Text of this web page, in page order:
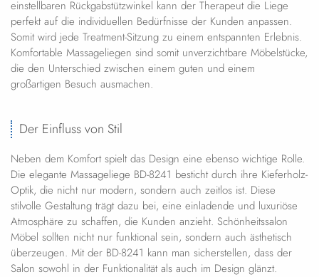
einstellbaren Rückgabstützwinkel kann der Therapeut die Liege
perfekt auf die individuellen Bedürfnisse der Kunden anpassen.
Somit wird jede Treatment-Sitzung zu einem entspannten Erlebnis.
Komfortable Massageliegen sind somit unverzichtbare Möbelstücke,
die den Unterschied zwischen einem guten und einem
großartigen Besuch ausmachen.
Der Einfluss von Stil
Neben dem Komfort spielt das Design eine ebenso wichtige Rolle.
Die elegante Massageliege BD-8241 besticht durch ihre Kieferholz-
Optik, die nicht nur modern, sondern auch zeitlos ist. Diese
stilvolle Gestaltung trägt dazu bei, eine einladende und luxuriöse
Atmosphäre zu schaffen, die Kunden anzieht. Schönheitssalon
Möbel sollten nicht nur funktional sein, sondern auch ästhetisch
überzeugen. Mit der BD-8241 kann man sicherstellen, dass der
Salon sowohl in der Funktionalität als auch im Design glänzt.